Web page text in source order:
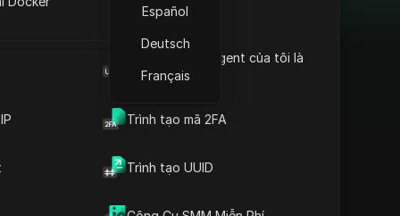
Browser User Agent của tôi là
Trình tạo mã 2FA
Trình tạo UUID
Español
Deutsch
Français
cung cấp tốt nhất
nội dung Brazil ở mọi
của Brazil từ các nhà
KeyProxy
KeyProxy cung cấp